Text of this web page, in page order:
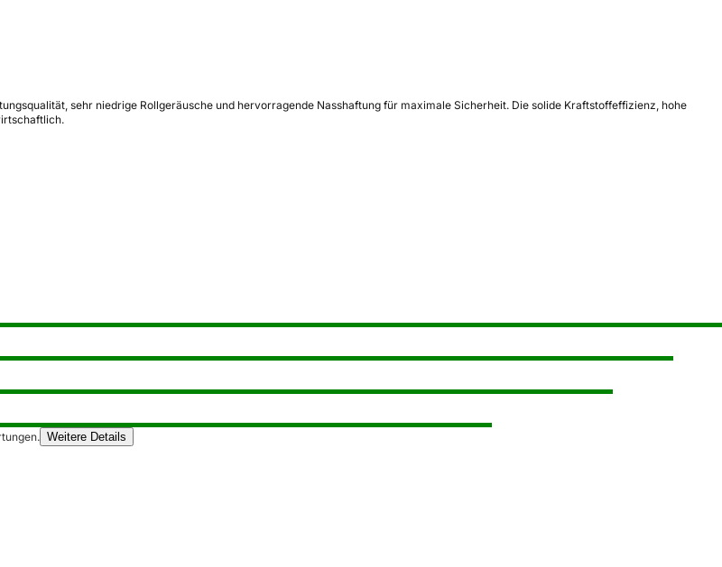
sehr niedrige Rollgeräusche und hervorragende Nasshaftung für maximale Sicherheit. Die solide Kraftstoffeffizienz, hohe
Weitere Details